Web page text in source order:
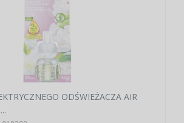
ODŚWIEŻACZA AIR